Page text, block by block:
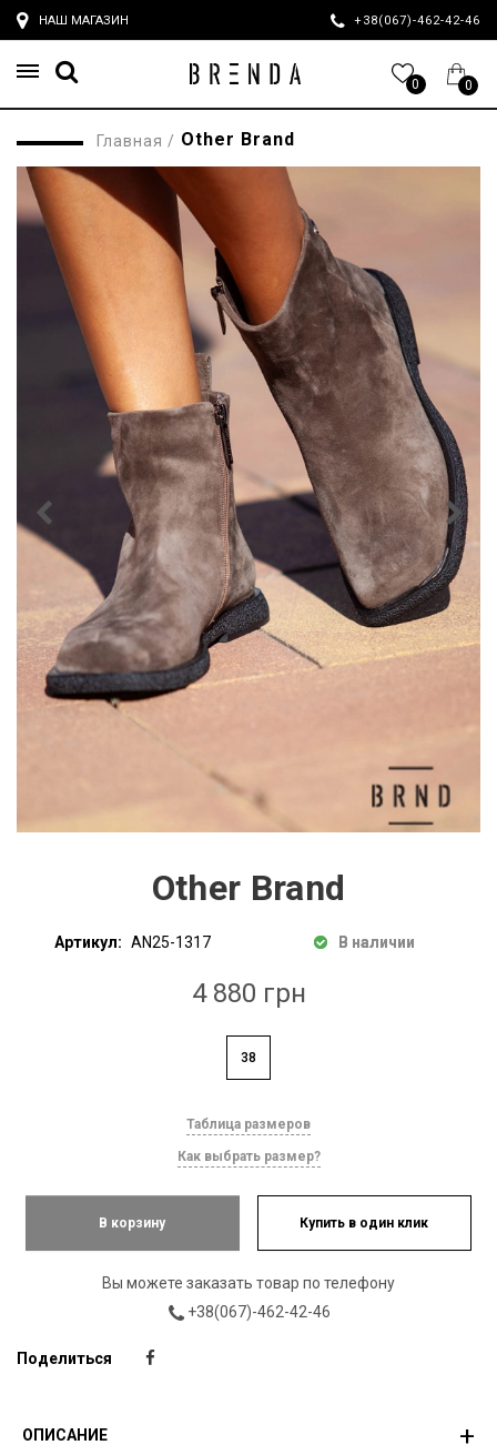
НАШ МАГАЗИН +38(067)-462-42-46
0 0
Главная / Other Brand
Other Brand
Артикул: AN25-1317 В наличии
4 880 грн
38
Таблица размеров
Как выбрать размер?
В корзину Купить в один клик
Вы можете заказать товар по телефону
+38(067)-462-42-46
Поделиться
ОПИСАНИЕ